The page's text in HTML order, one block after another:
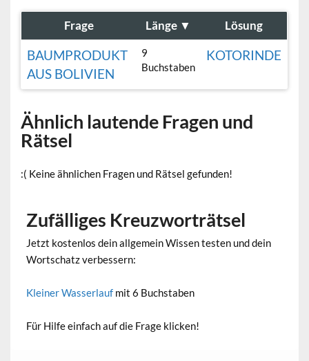
Frage Länge ▼ Lösung
BAUMPRODUKT
AUS BOLIVIEN
9
Buchstaben
KOTORINDE
Ähnlich lautende Fragen und
Rätsel
:( Keine ähnlichen Fragen und Rätsel gefunden!
Zufälliges Kreuzworträtsel
Jetzt kostenlos dein allgemein Wissen testen und dein
Wortschatz verbessern:
Kleiner Wasserlauf mit 6 Buchstaben
Für Hilfe einfach auf die Frage klicken!